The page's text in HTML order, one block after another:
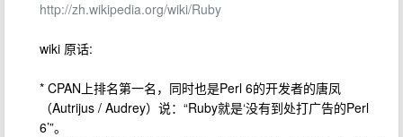
http://zh.wikipedia.org/wiki/Ruby
wiki 原话:
* CPAN上排名第一名，同时也是Perl 6的开发者的唐凤
（Autrijus / Audrey）说：“Ruby就是‘没有到处打广告的Perl
6’”。